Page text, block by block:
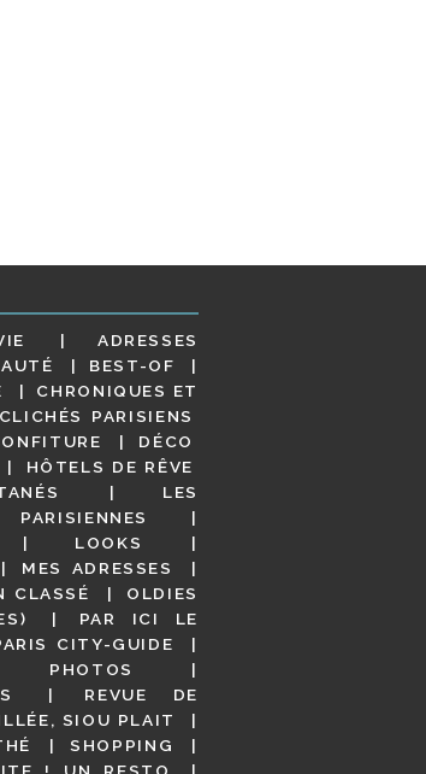
ADRESSES
BEST-OF
CHRONIQUES ET
CLICHÉS PARISIENS
DÉCO
HÔTELS DE RÊVE
LES
LOOKS
MES ADRESSES
CLASSÉ
OLDIES
PAR ICI LE
CITY-GUIDE
PHOTOS
REVUE DE
SIOU PLAIT
SHOPPING
! UN RESTO